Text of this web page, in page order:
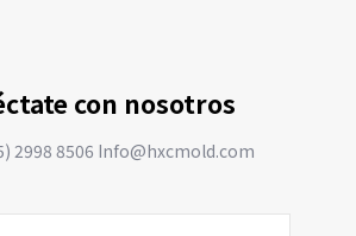
con nosotros
2998 8506 Info@hxcmold.com